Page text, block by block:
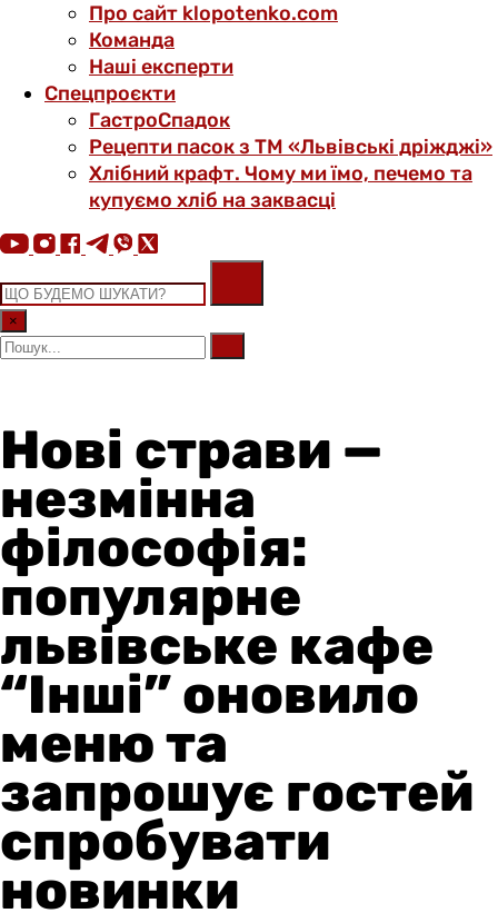
Про сайт klopotenko.com
Команда
Наші експерти
Спецпроєкти
ГастроСпадок
Рецепти пасок з ТМ «Львівські дріжджі»
Хлібний крафт. Чому ми їмо, печемо та
купуємо хліб на заквасці
×
Нові страви —
незмінна
філософія:
популярне
львівське кафе
“Інші” оновило
меню та
запрошує гостей
спробувати
новинки